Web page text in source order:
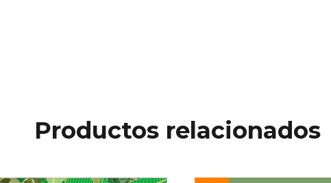
Productos relacionados